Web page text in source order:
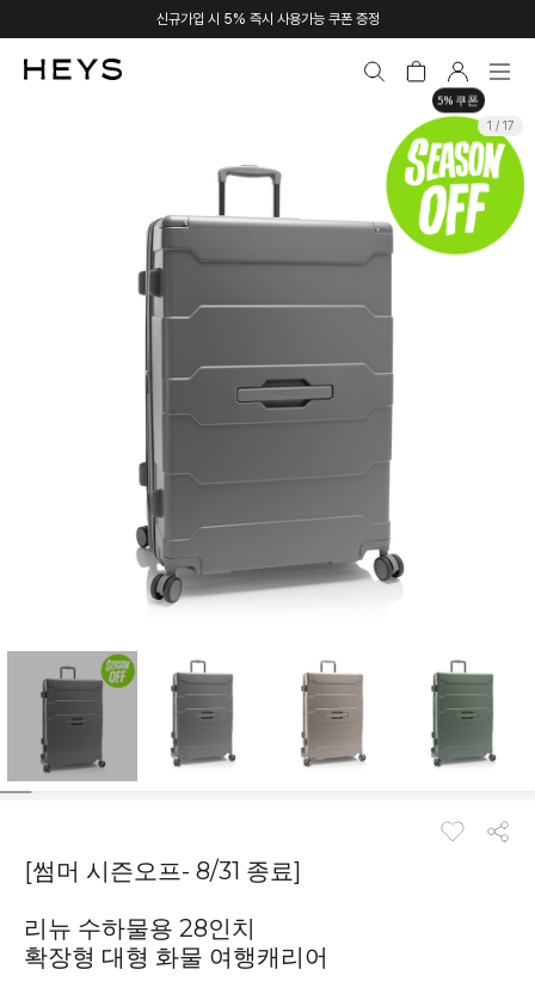
신규가입 시 5% 즉시 사용가능 쿠폰 증정
5% 쿠폰
1 / 17
[썸머 시즌오프- 8/31 종료]
리뉴 수하물용 28인치
확장형 대형 화물 여행캐리어